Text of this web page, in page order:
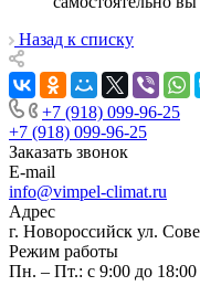
Назад к списку
+7 (918) 099-96-25
+7 (918) 099-96-25
Заказать звонок
E-mail
info@vimpel-climat.ru
Адрес
г. Новороссийск ул.
Режим работы
Пн. – Пт.: с 9:00 до 18:00